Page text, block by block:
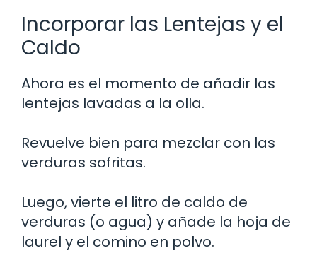
Incorporar las Lentejas y el
Caldo
Ahora es el momento de añadir las
lentejas lavadas a la olla.
Revuelve bien para mezclar con las
verduras sofritas.
Luego, vierte el litro de caldo de
verduras (o agua) y añade la hoja de
laurel y el comino en polvo.